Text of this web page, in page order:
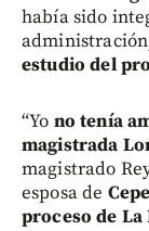
había sido
estudio del
“Yo no tenía
magistrada
magistrado
esposa de
proceso de La